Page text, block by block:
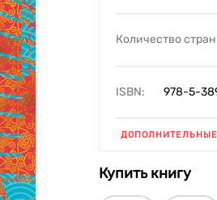
Количество
ISBN: 978-5-
Купить книгу